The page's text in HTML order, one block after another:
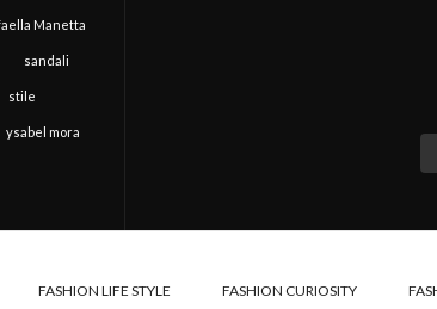
Manetta
sandali
stile
ysabel mora
FASHION LIFE STYLE FASHION CURIOSITY